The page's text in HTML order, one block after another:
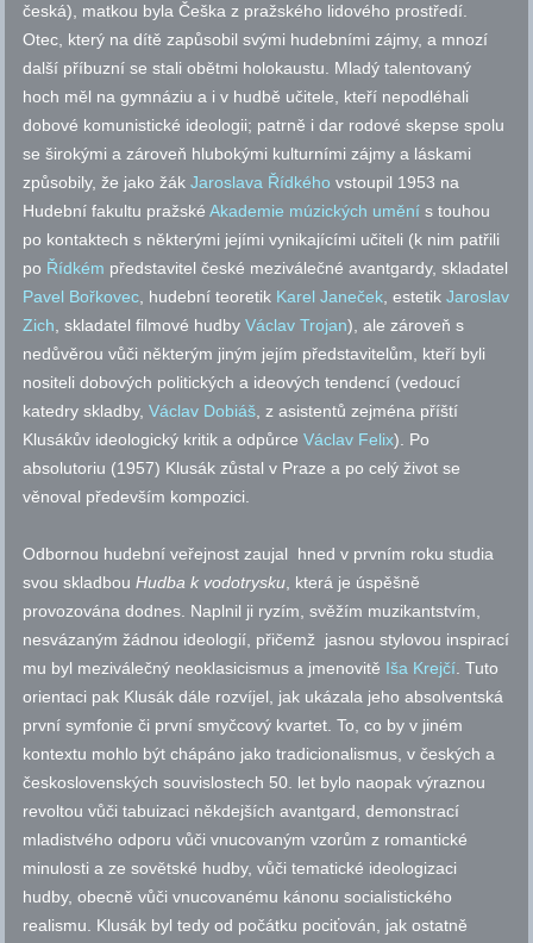
česká), matkou byla Češka z pražského lidového prostředí.
Otec, který na dítě zapůsobil svými hudebními zájmy, a mnozí
další příbuzní se stali obětmi holokaustu. Mladý talentovaný
hoch měl na gymnáziu a i v hudbě učitele, kteří nepodléhali
dobové komunistické ideologii; patrně i dar rodové skepse spolu
se širokými a zároveň hlubokými kulturními zájmy a láskami
způsobily, že jako žákJaroslava Řídkého vstoupil 1953 na
Hudební fakultu pražskéAkademie múzických umění s touhou
po kontaktech s některými jejími vynikajícími učiteli (k nim patřili
po Řídkém představitel české meziválečné avantgardy, skladatel
Pavel Bořkovec, hudební teoretik Karel Janeček, estetikJaroslav
Zich, skladatel filmové hudbyVáclav Trojan), ale zároveň s
nedůvěrou vůči některým jiným jejím představitelům, kteří byli
nositeli dobových politických a ideových tendencí (vedoucí
katedry skladby,Václav Dobiáš, z asistentů zejména příští
Klusákův ideologický kritik a odpůrceVáclav Felix). Po
absolutoriu (1957) Klusák zůstal v Praze a po celý život se
věnoval především kompozici.
Odbornou hudební veřejnost zaujal hned v prvním roku studia
svou skladbouHudba k vodotrysku, která je úspěšně
provozována dodnes. Naplnil ji ryzím, svěžím muzikantstvím,
nesvázaným žádnou ideologií, přičemž jasnou stylovou inspirací
mu byl meziválečný neoklasicismus a jmenovitě Iša Krejčí. Tuto
orientaci pak Klusák dále rozvíjel, jak ukázala jeho absolventská
první symfonie či první smyčcový kvartet. To, co by v jiném
kontextu mohlo být chápáno jako tradicionalismus, v českých a
československých souvislostech 50. let bylo naopak výraznou
revoltou vůči tabuizaci někdejších avantgard, demonstrací
mladistvého odporu vůči vnucovaným vzorům z romantické
minulosti a ze sovětské hudby, vůči tematické ideologizaci
hudby, obecně vůči vnucovanému kánonu socialistického
realismu. Klusák byl tedy od počátku pociťován, jak ostatně